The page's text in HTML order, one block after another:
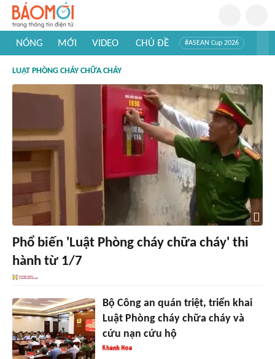
NÓNG MỚI VIDEO CHỦ ĐỀ #ASEAN Cup 2026
#Khám phá thế giới
LUẬT PHÒNG CHÁY CHỮA CHÁY
Phổ biến 'Luật Phòng cháy chữa cháy' thi
hành từ 1/7
Bộ Công an quán triệt, triển khai
Luật Phòng cháy chữa cháy và
cứu nạn cứu hộ